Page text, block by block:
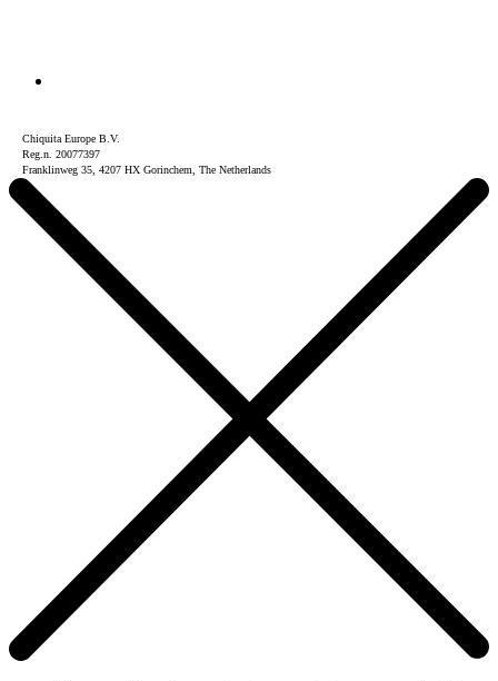
Chiquita Europe B.V.
Reg.n. 20077397
Franklinweg 35, 4207 HX Gorinchem, The Netherlands